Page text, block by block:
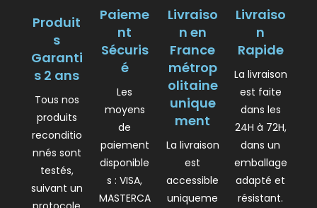
Produit
s
Garanti
s 2 ans
Tous nos
produits
reconditio
nnés sont
testés,
suivant un
Paieme
nt
Sécuris
é
Les
moyens
de
paiement
disponible
s : VISA,
MASTERCA
Livraiso
n en
France
métrop
olitaine
unique
ment
La livraison
est
accessible
uniqueme
Livraiso
n
Rapide
La livraison
est faite
dans les
24H à 72H,
dans un
emballage
adapté et
résistant.